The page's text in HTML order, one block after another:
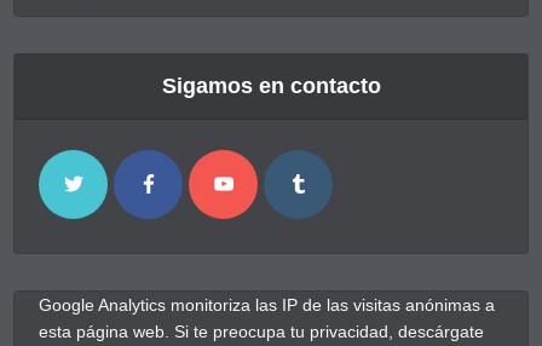
Sigamos en contacto
Google Analytics monitoriza las IP de las visitas anónimas a
esta página web. Si te preocupa tu privacidad, descárgate